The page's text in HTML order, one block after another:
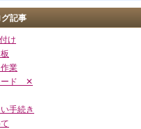
記事
け
業
ード ✕
手続き